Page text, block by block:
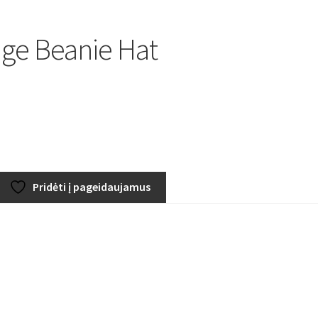
Beanie Hat
Pridėti į pageidaujamus